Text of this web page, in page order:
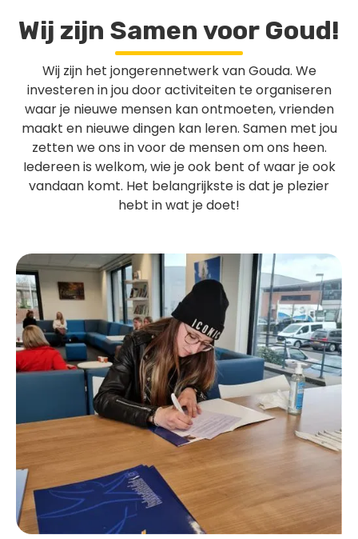
Wij zijn Samen voor Goud!
Wij zijn het jongerennetwerk van Gouda. We
investeren in jou door activiteiten te organiseren
waar je nieuwe mensen kan ontmoeten, vrienden
maakt en nieuwe dingen kan leren. Samen met jou
zetten we ons in voor de mensen om ons heen.
Iedereen is welkom, wie je ook bent of waar je ook
vandaan komt. Het belangrijkste is dat je plezier
hebt in wat je doet!